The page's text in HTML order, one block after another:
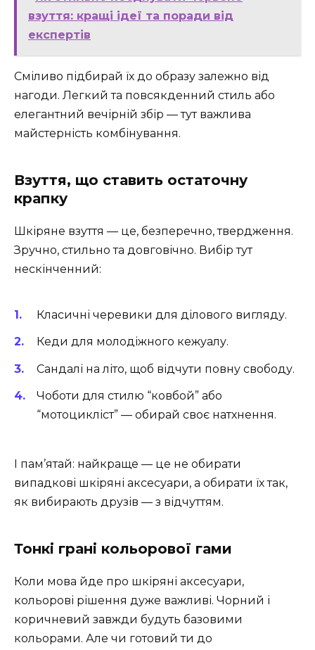
взуття: кращі ідеї та поради від
експертів
Сміливо підбирай їх до образу залежно від
нагоди. Легкий та повсякденний стиль або
елегантний вечірній збір — тут важлива
майстерність комбінування.
Взуття, що ставить остаточну
крапку
Шкіряне взуття — це, безперечно, твердження.
Зручно, стильно та довговічно. Вибір тут
нескінченний:
Класичні черевики для ділового вигляду.
Кеди для молодіжного кежуалу.
Сандалі на літо, щоб відчути повну свободу.
Чоботи для стилю “ковбой” або
“мотоцикліст” — обирай своє натхнення.
І пам’ятай: найкраще — це не обирати
випадкові шкіряні аксесуари, а обирати їх так,
як вибирають друзів — з відчуттям.
Тонкі грані кольорової гами
Коли мова йде про шкіряні аксесуари,
кольорові рішення дуже важливі. Чорний і
коричневий завжди будуть базовими
кольорами. Але чи готовий ти до